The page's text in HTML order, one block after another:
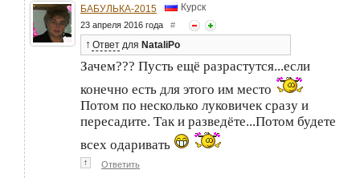
БАБУЛЬКА-2015 Курск
23 апреля 2016 года #
↑ Ответ для NataliPo
Зачем??? Пусть ещё разрастутся...если
конечно есть для этого им место
Потом по несколько луковичек сразу и
пересадите. Так и разведёте...Потом будете
всех одаривать
↑ Ответить